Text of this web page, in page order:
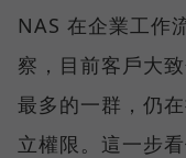
NAS 在企業工作
察，目前客戶大
最多的一群，仍
立權限。這一步